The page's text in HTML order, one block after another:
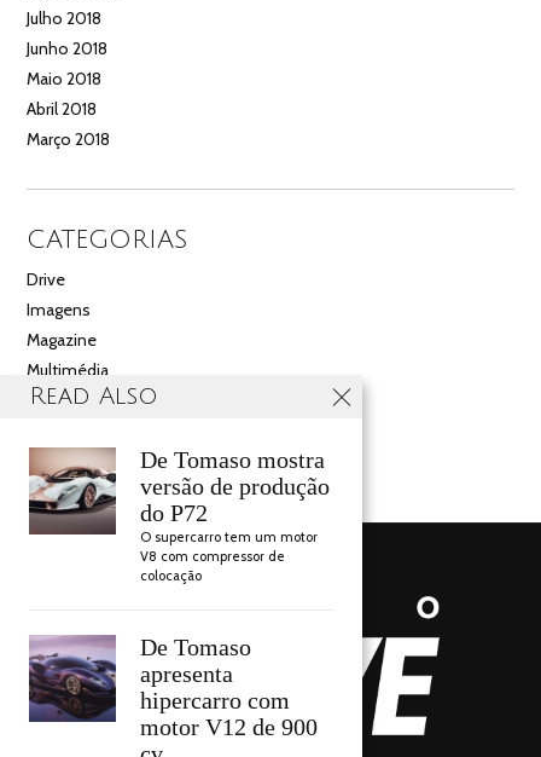
Julho 2018
Junho 2018
Maio 2018
Abril 2018
Março 2018
CATEGORIAS
Drive
Imagens
Magazine
Multimédia
Noticias
Videos
Read Also
De Tomaso mostra
versão de produção
do P72
O supercarro tem um motor
V8 com compressor de
colocação
De Tomaso
apresenta
hipercarro com
motor V12 de 900